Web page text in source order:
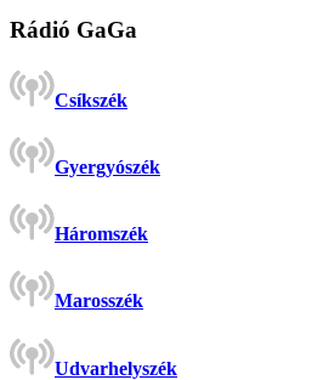
Rádió GaGa
Csíkszék
Gyergyószék
Háromszék
Marosszék
Udvarhelyszék